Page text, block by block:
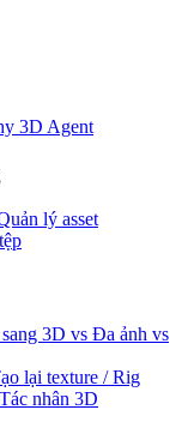
3D Agent
lý asset
3D vs Đa ảnh vs
lại texture / Rig
nhân 3D